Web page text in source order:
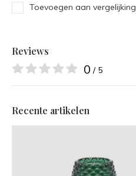
Toevoegen aan vergelijking
Reviews
0 / 5
Recente artikelen